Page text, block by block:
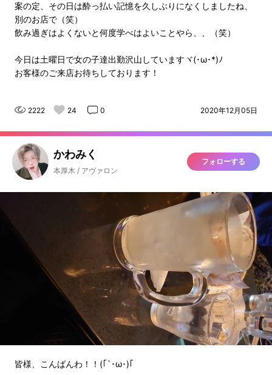
案の定、その日は酔っ払い記憶を久しぶりになくしましたね、
別のお店で（笑）
飲み過ぎはよくないと何度学べはよいことやら、、（笑）
今日は土曜日で女の子達出勤沢山していますヾ(･ω･*)ﾉ
お客様のご来店お待ちしております！
2222 24 0 2020年12月05日
かわみく
本厚木 / アヴァロン
フォローする
皆様、こんばんわ！！(｢`･ω･)｢